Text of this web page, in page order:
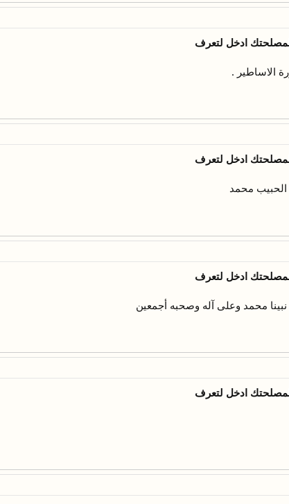
ادخل لتعرف
الاساطير .
ادخل لتعرف
محمد
ادخل لتعرف
محمد وعلى آله وصحبه أجمعين
ادخل لتعرف